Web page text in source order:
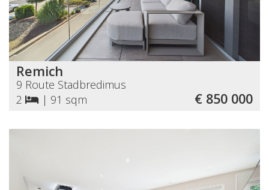
Remich
9 Route Stadbredimus
2
| 91 sqm € 850 000